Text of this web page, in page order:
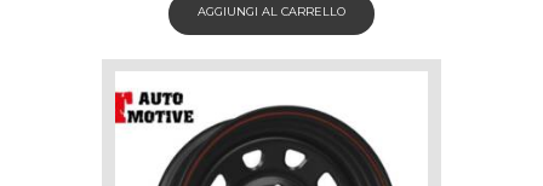
AGGIUNGI AL CARRELLO